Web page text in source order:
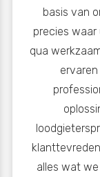
basis van
precies
qua
alles wat